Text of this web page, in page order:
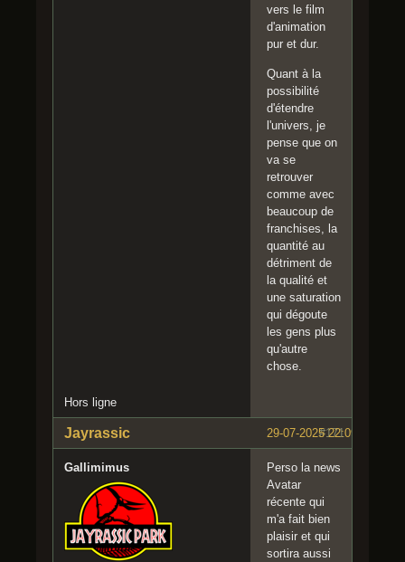
vers le film
d'animation
pur et dur.
Quant à la
possibilité
d'étendre
l'univers, je
pense que on
va se
retrouver
comme avec
beaucoup de
franchises, la
quantité au
détriment de
la qualité et
une saturation
qui dégoute
les gens plus
qu'autre
chose.
Hors ligne
#171
29-07-2025 22:09:42
Jayrassic
Gallimimus
Perso la news
Avatar
récente qui
m'a fait bien
plaisir et qui
sortira aussi